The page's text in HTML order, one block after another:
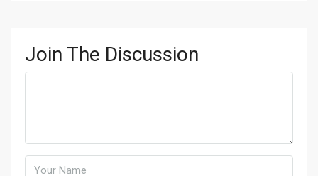
Join The Discussion